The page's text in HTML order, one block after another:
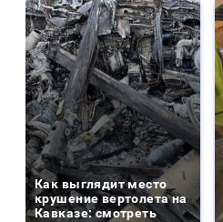
Как выглядит место
крушение вертолета на
Кавказе: смотреть